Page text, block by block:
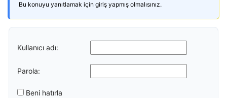
Bu konuyu yanıtlamak için giriş yapmış olmalısınız.
Kullanıcı adı:
Parola:
Beni hatırla